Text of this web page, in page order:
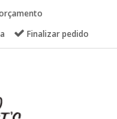
Finalizar pedido